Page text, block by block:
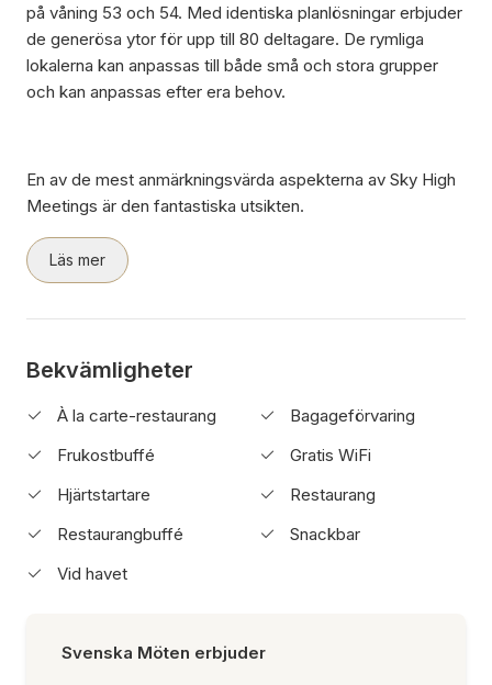
på våning 53 och 54. Med identiska planlösningar erbjuder
de generösa ytor för upp till 80 deltagare. De rymliga
lokalerna kan anpassas till både små och stora grupper
och kan anpassas efter era behov.
En av de mest anmärkningsvärda aspekterna av Sky High
Meetings är den fantastiska utsikten.
Läs mer
Bekvämligheter
À la carte-restaurang
Bagageförvaring
Frukostbuffé
Gratis WiFi
Hjärtstartare
Restaurang
Restaurangbuffé
Snackbar
Vid havet
Svenska Möten erbjuder